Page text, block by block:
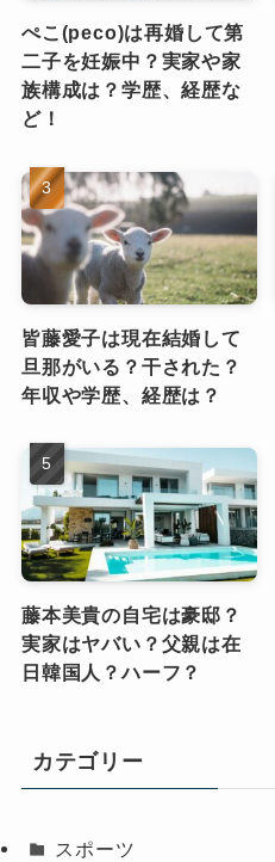
ぺこ(peco)は再婚して第
二子を妊娠中？実家や家
族構成は？学歴、経歴な
ど！
皆藤愛子は現在結婚して
旦那がいる？干された？
年収や学歴、経歴は？
藤本美貴の自宅は豪邸？
実家はヤバい？父親は在
日韓国人？ハーフ？
カテゴリー
スポーツ